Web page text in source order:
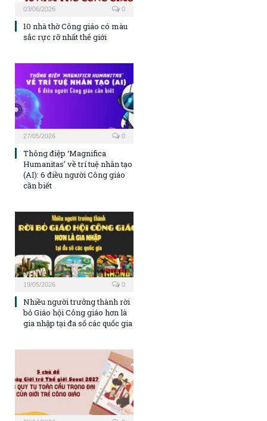
03/06/2026 0
10 nhà thờ Công giáo có màu
sắc rực rỡ nhất thế giới
27/05/2026 0
Thông điệp ‘Magnifica
Humanitas’ về trí tuệ nhân tạo
(AI): 6 điều người Công giáo
cần biết
19/05/2026 0
Nhiều người trưởng thành rời
bỏ Giáo hội Công giáo hơn là
gia nhập tại đa số các quốc gia